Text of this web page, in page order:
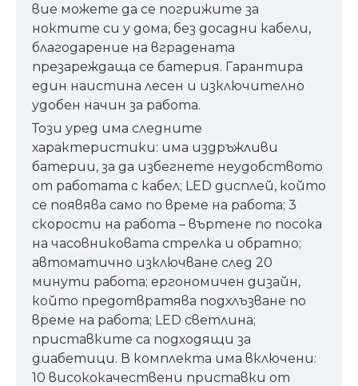
вие можете да се погрижите за
ноктите си у дома, без досадни кабели,
благодарение на вградената
презареждаща се батерия. Гарантира
един наистина лесен и изключително
удобен начин за работа.
Този уред има следните
характеристики: има издръжливи
батерии, за да избегнете неудобството
от работата с кабел; LED дисплей, който
се появява само по време на работа; 3
скорости на работа – въртене по посока
на часовниковата стрелка и обратно;
автоматично изключване след 20
минути работа; ергономичен дизайн,
който предотвратява подхлъзване по
време на работа; LED светлина;
приставките са подходящи за
диабетици. В комплекта има включени:
10 висококачествени приставки от